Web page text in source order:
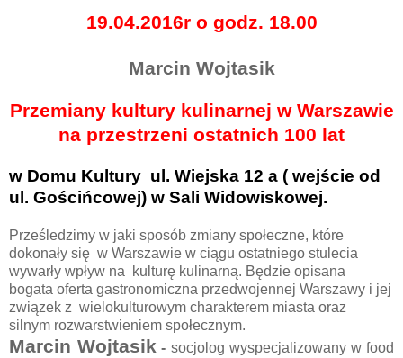
19.04.2016r o godz. 18.00
Marcin Wojtasik
Przemiany kultury kulinarnej w Warszawie
na przestrzeni ostatnich 100 lat
w Domu Kultury ul. Wiejska 12 a ( wejście od
ul. Gościńcowej) w Sali Widowiskowej.
Prześledzimy w jaki sposób zmiany społeczne, które
dokonały się w Warszawie w ciągu ostatniego stulecia
wywarły wpływ na
kulturę kulinarną. Będzie opisana
bogata oferta gastronomiczna przedwojennej Warszawy i jej
związek z wielokulturowym charakterem miasta oraz
silnym rozwarstwieniem społecznym.
Marcin Wojtasik - socjolog wyspecjalizowany w food